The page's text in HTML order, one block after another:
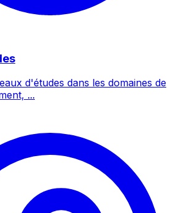
d'études dans les domaines de
...